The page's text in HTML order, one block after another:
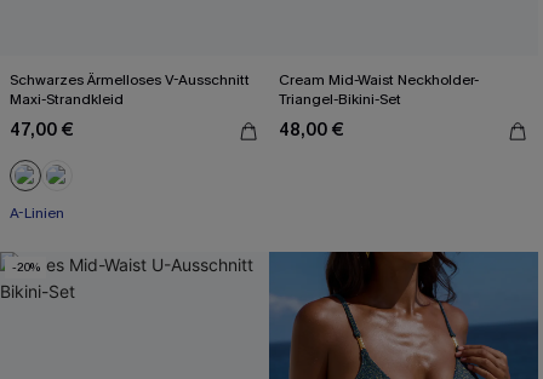
Schwarzes Ärmelloses V-Ausschnitt
Maxi-Strandkleid
47,00 €
A-Linien
Cream Mid-Waist Neckholder-
Triangel-Bikini-Set
48,00 €
-20%